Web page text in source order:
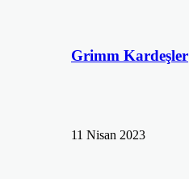
Grimm Kardeşler
11 Nisan 2023